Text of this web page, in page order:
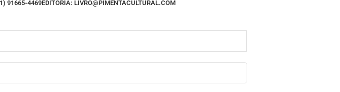
91665-4469EDITORIA: LIVRO@PIMENTACULTURAL.COM